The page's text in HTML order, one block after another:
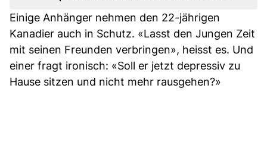
Einige Anhänger nehmen den 22-jährigen
Kanadier auch in Schutz. «Lasst den Jungen Zeit
mit seinen Freunden verbringen», heisst es. Und
einer fragt ironisch: «Soll er jetzt depressiv zu
Hause sitzen und nicht mehr rausgehen?»